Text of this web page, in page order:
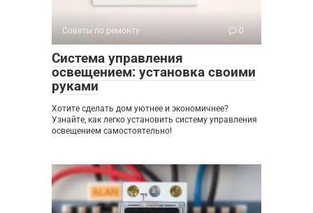
Советы по ремонту 0
Система управления
освещением: установка своими
руками
Хотите сделать дом уютнее и экономичнее?
Узнайте, как легко установить систему управления
освещением самостоятельно!